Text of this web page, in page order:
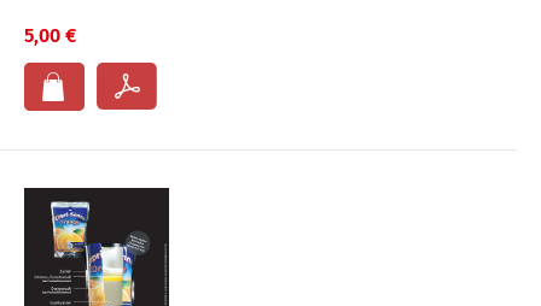
5,00 €